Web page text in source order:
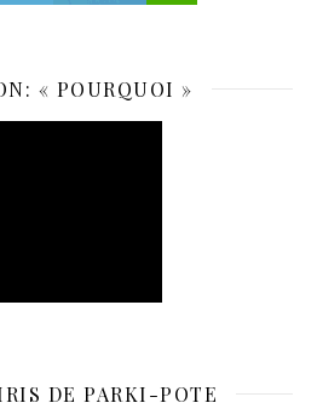
« POURQUOI »
DE PARKI-POTE